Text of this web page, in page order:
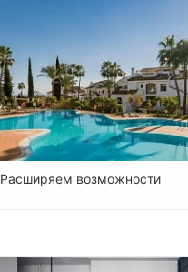
Расширяем возможности